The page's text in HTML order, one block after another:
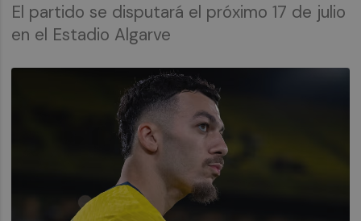
El partido se disputará el próximo 17 de julio
en el Estadio Algarve